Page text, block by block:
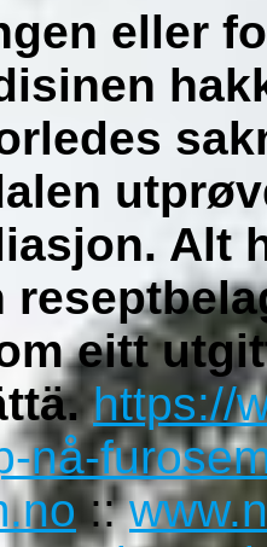
eller
Alt
eitt
https://
nå-
::